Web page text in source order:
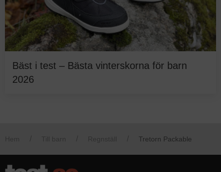
Bäst i test – Bästa vinterskorna för barn
2026
Tretorn Packable